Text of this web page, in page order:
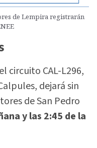
de Lempira registrarán
circuito CAL-L296,
dejará sin
de San Pedro
y las 2:45 de la